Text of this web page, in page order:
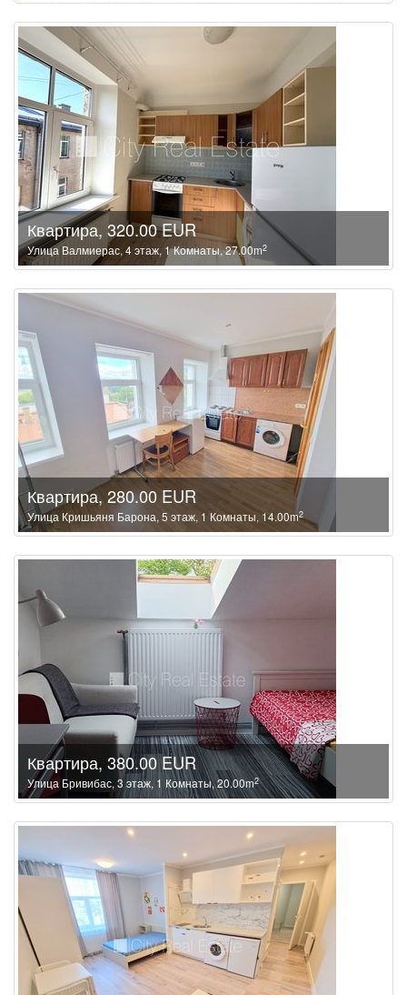
Квартира, 320.00 EUR
Улица Валмиерас, 4 этаж, 1 Комнаты, 27.00m2
Квартира, 280.00 EUR
Улица Кришьяня Барона, 5 этаж, 1 Комнаты, 14.00m2
Квартира, 380.00 EUR
Улица Бривибас, 3 этаж, 1 Комнаты, 20.00m2